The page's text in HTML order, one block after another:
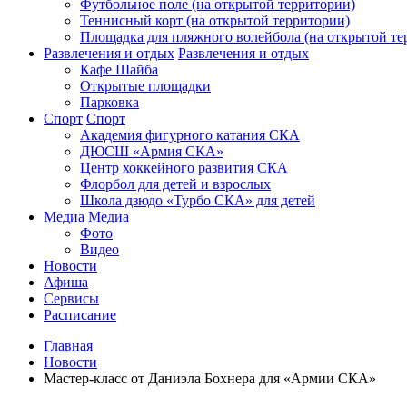
Футбольное поле (на открытой территории)
Теннисный корт (на открытой территории)
Площадка для пляжного волейбола (на открытой
Развлечения и отдых Развлечения и отдых
Кафе Шайба
Открытые площадки
Парковка
Спорт Спорт
Академия фигурного катания СКА
ДЮСШ «Армия СКА»
Центр хоккейного развития СКА
Флорбол для детей и взрослых
Школа дзюдо «Турбо СКА» для детей
Медиа Медиа
Фото
Видео
Новости
Афиша
Сервисы
Расписание
Главная
Новости
Мастер-класс от Даниэла Бохнера для «Армии СКА»